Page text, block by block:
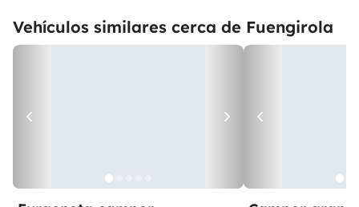
Vehículos similares cerca de Fuengirola